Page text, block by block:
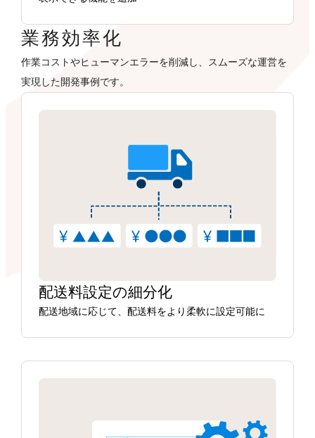
業務効率化
作業コストやヒューマンエラーを削減し、スムーズな運営を
実現した開発事例です。
配送料設定の細分化
配送地域に応じて、配送料をより柔軟に設定可能に